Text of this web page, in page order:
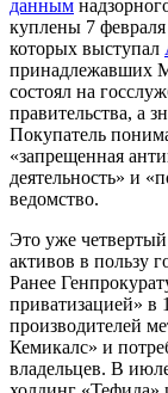
данным
куплены 7
которых выступал
принадлежавших
состоял на
правительства, а
Покупатель
«запрещенная
деятельность» и
ведомство.
Это уже
активов в пользу
Ранее
приватизацией» в
производителей
Кемикалс» и
владельцев. В